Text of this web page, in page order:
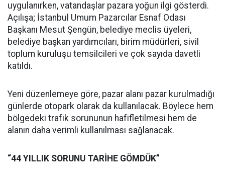
uygulanırken, vatandaşlar pazara yoğun ilgi gösterdi.
Açılışa; İstanbul Umum Pazarcılar Esnaf Odası
Başkanı Mesut Şengün, belediye meclis üyeleri,
belediye başkan yardımcıları, birim müdürleri, sivil
toplum kuruluşu temsilcileri ve çok sayıda davetli
katıldı.
Yeni düzenlemeye göre, pazar alanı pazar kurulmadığı
günlerde otopark olarak da kullanılacak. Böylece hem
bölgedeki trafik sorununun hafifletilmesi hem de
alanın daha verimli kullanılması sağlanacak.
“44 YILLIK SORUNU TARİHE GÖMDÜK”